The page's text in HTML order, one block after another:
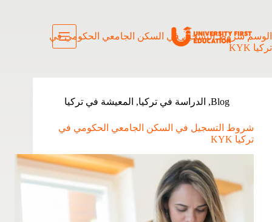
الوسمشروط التسجيل في السكن الجامعي الحكومي في
تركيا KYK
Blog
, الدراسة في تركيا, المعيشة في تركيا
شروط التسجيل في السكن الجامعي الحكومي في
تركيا KYK